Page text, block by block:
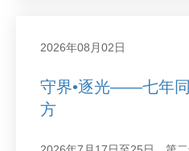
2026年08月02日
守界•逐光——七年
方